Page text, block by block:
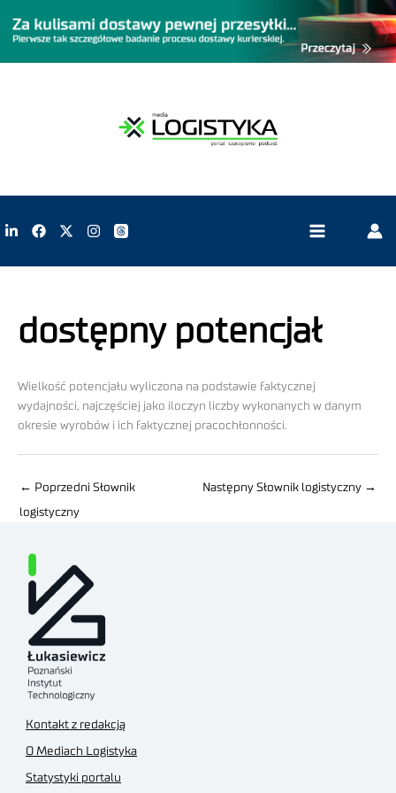
dostępny potencjał
Wielkość potencjału wyliczona na podstawie faktycznej
wydajności, najczęściej jako iloczyn liczby wykonanych w danym
okresie wyrobów i ich faktycznej pracochłonności.
← Poprzedni Słownik
logistyczny
Następny Słownik logistyczny →
Kontakt z redakcją
O Mediach Logistyka
Statystyki portalu